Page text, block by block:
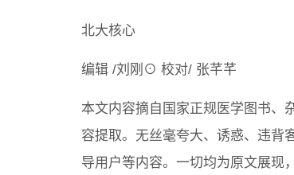
北大核心
编辑 /刘刚⊙ 校对/ 张芊芊
本文内容摘自国家正规医学图书、
容提取。无丝毫夸大、诱惑、违背
导用户等内容。一切均为原文展现